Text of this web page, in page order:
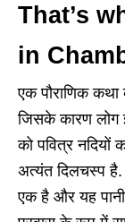
That’s
in
एक पौराणिक कथा
जिसके कारण लोग
को पवित्र नदियों
अत्यंत दिलचस्प
एक है और यह